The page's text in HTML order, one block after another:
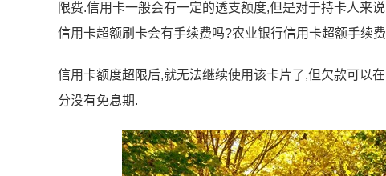
限费.信用卡一般会有一定的透支额度,但是对于持卡人来
信用卡超额刷卡会有手续费吗?农业银行信用卡超额手续
信用卡额度超限后,就无法继续使用该卡片了,但欠款可以
分没有免息期.